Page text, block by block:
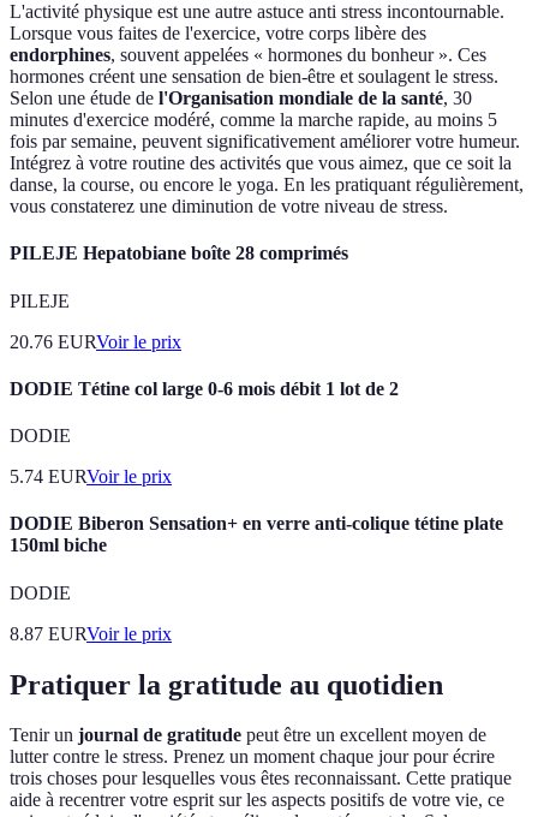
L'activité physique est une autre astuce anti stress incontournable.
Lorsque vous faites de l'exercice, votre corps libère des
endorphines, souvent appelées « hormones du bonheur ». Ces
hormones créent une sensation de bien-être et soulagent le stress.
Selon une étude de l'Organisation mondiale de la santé, 30
minutes d'exercice modéré, comme la marche rapide, au moins 5
fois par semaine, peuvent significativement améliorer votre humeur.
Intégrez à votre routine des activités que vous aimez, que ce soit la
danse, la course, ou encore le yoga. En les pratiquant régulièrement,
vous constaterez une diminution de votre niveau de stress.
PILEJE Hepatobiane boîte 28 comprimés
PILEJE
20.76 EURVoir le prix
DODIE Tétine col large 0-6 mois débit 1 lot de 2
DODIE
5.74 EURVoir le prix
DODIE Biberon Sensation+ en verre anti-colique tétine plate
150ml biche
DODIE
8.87 EURVoir le prix
Pratiquer la gratitude au quotidien
Tenir un journal de gratitude peut être un excellent moyen de
lutter contre le stress. Prenez un moment chaque jour pour écrire
trois choses pour lesquelles vous êtes reconnaissant. Cette pratique
aide à recentrer votre esprit sur les aspects positifs de votre vie, ce